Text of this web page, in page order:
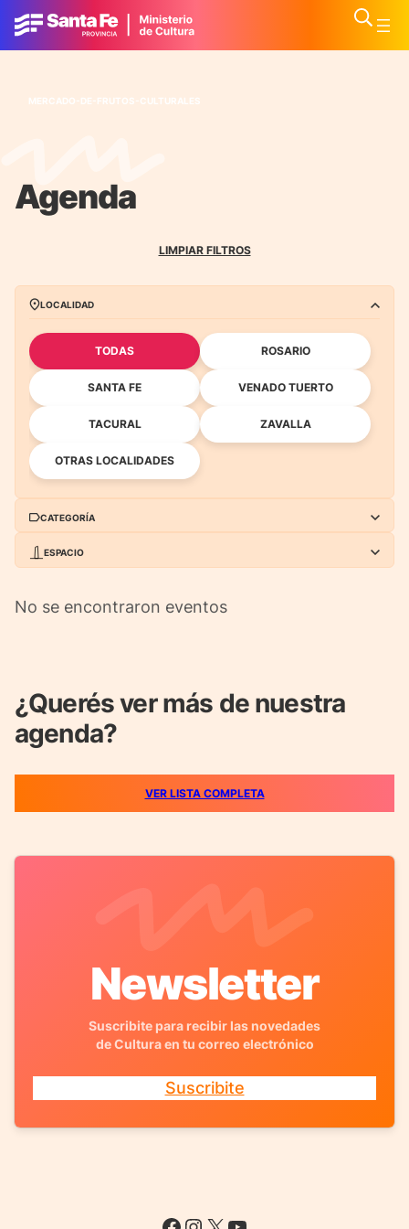
MERCADO-DE-FRUTOS-CULTURALES
Agenda
LIMPIAR FILTROS
LOCALIDAD
TODAS ROSARIO
SANTA FE VENADO TUERTO
TACURAL ZAVALLA
OTRAS LOCALIDADES
CATEGORÍA
FERIA DEL LIBRO
TEATRO
ESPACIO
TODOS
No se encontraron eventos
¿Querés ver más de nuestra
agenda?
VER LISTA COMPLETA
Newsletter
Suscribite para recibir las novedades
de Cultura en tu correo electrónico
Suscribite